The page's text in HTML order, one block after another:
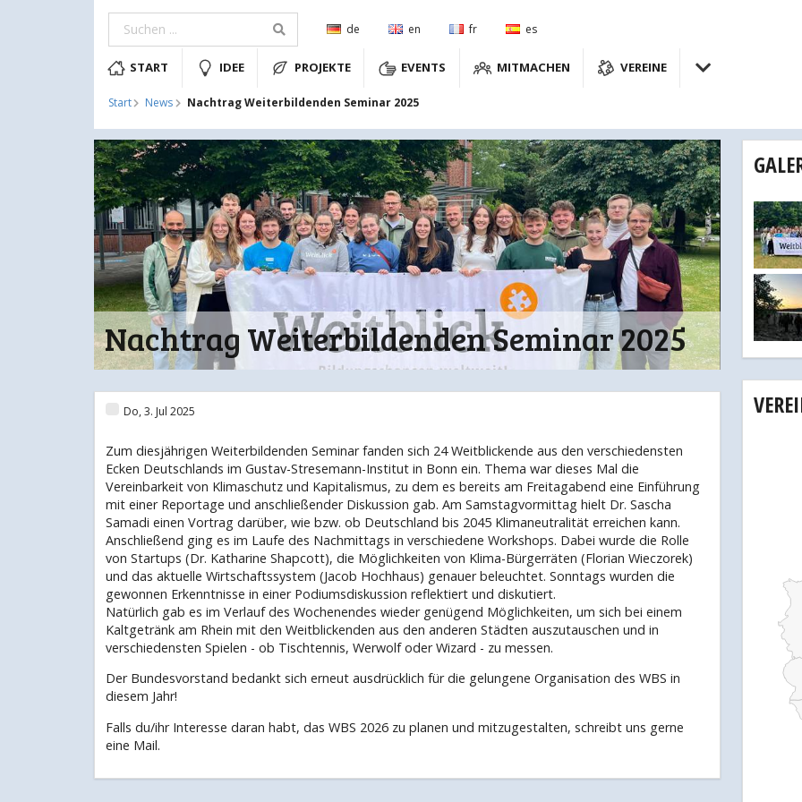
de en fr es
START IDEE PROJEKTE EVENTS MITMACHEN VEREINE
Start News Nachtrag Weiterbildenden Seminar 2025
Nachtrag Weiterbildenden Seminar 2025
Do, 3. Jul 2025
Zum diesjährigen Weiterbildenden Seminar fanden sich 24 Weitblickende aus den verschiedensten
Ecken Deutschlands im Gustav-Stresemann-Institut in Bonn ein. Thema war dieses Mal die
Vereinbarkeit von Klimaschutz und Kapitalismus, zu dem es bereits am Freitagabend eine Einführung
mit einer Reportage und anschließender Diskussion gab. Am Samstagvormittag hielt Dr. Sascha
Samadi einen Vortrag darüber, wie bzw. ob Deutschland bis 2045 Klimaneutralität erreichen kann.
Anschließend ging es im Laufe des Nachmittags in verschiedene Workshops. Dabei wurde die Rolle
von Startups (Dr. Katharine Shapcott), die Möglichkeiten von Klima-Bürgerräten (Florian Wieczorek)
und das aktuelle Wirtschaftssystem (Jacob Hochhaus) genauer beleuchtet. Sonntags wurden die
gewonnen Erkenntnisse in einer Podiumsdiskussion reflektiert und diskutiert.
Natürlich gab es im Verlauf des Wochenendes wieder genügend Möglichkeiten, um sich bei einem
Kaltgetränk am Rhein mit den Weitblickenden aus den anderen Städten auszutauschen und in
verschiedensten Spielen - ob Tischtennis, Werwolf oder Wizard - zu messen.
Der Bundesvorstand bedankt sich erneut ausdrücklich für die gelungene Organisation des WBS in
diesem Jahr!
Falls du/ihr Interesse daran habt, das WBS 2026 zu planen und mitzugestalten, schreibt uns gerne
eine Mail.